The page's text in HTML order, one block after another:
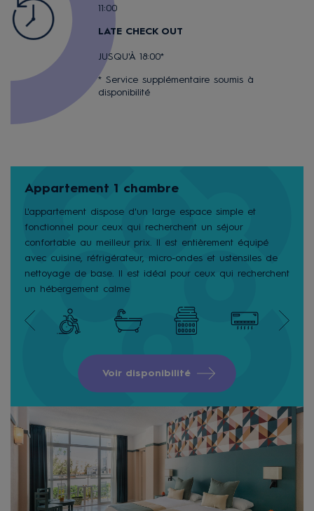
11:00
LATE CHECK OUT
JUSQU'À 18:00*
* Service supplémentaire soumis à
disponibilité
Appartement 1 chambre
L'appartement dispose d'un large espace simple et
fonctionnel pour ceux qui recherchent un séjour
confortable au meilleur prix. Il est entièrement équipé
avec cuisine, réfrigérateur, micro-ondes et ustensiles de
nettoyage de base. Il est idéal pour ceux qui recherchent
un hébergement calme
Voir disponibilité